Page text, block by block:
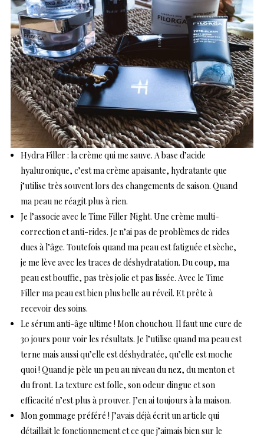
Hydra Filler : la crème qui me sauve. A base d’acide
hyaluronique, c’est ma crème apaisante, hydratante que
j’utilise très souvent lors des changements de saison. Quand
ma peau ne réagit plus à rien.
Je l’associe avec le Time Filler Night. Une crème multi-
correction et anti-rides. Je n’ai pas de problèmes de rides
dues à l’âge. Toutefois quand ma peau est fatiguée et sèche,
je me lève avec les traces de déshydratation. Du coup, ma
peau est bouffie, pas très jolie et pas lissée. Avec le Time
Filler ma peau est bien plus belle au réveil. Et prête à
recevoir des soins.
Le sérum anti-âge ultime ! Mon chouchou. Il faut une cure de
30 jours pour voir les résultats. Je l’utilise quand ma peau est
terne mais aussi qu’elle est déshydratée, qu’elle est moche
quoi ! Quand je pèle un peu au niveau du nez, du menton et
du front. La texture est folle, son odeur dingue et son
efficacité n’est plus à prouver. J’en ai toujours à la maison.
Mon gommage préféré ! J’avais déjà écrit un article qui
détaillait le fonctionnement et ce que j’aimais bien sur le